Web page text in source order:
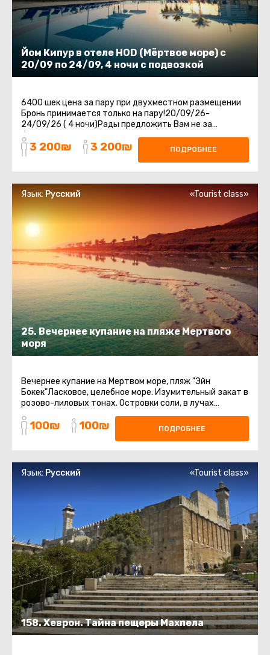
Йом Кипур в отеле HOD (Мёртвое море) с
20/09 по 24/09, 4 ночи с подвозкой
6400 шек цена за пару при двухместном размещении
Бронь принимается только на пару!20/09/26-
24/09/26 ( 4 ночи)Рады предложить Вам не за
бываемый отдых в отеле HOD на Мертвом Море.Отдых
... 3 200₪ 3 200₪ ПОДРОБНЕЕ
25. Вечернее купание на пляже Мертвого
моря
Язык: Русский «Tourist class»
Вечернее купание на Мертвом море, пляж "Эйн
Бокек"Ласковое, целебное море. Изумительный закат в
розово-лиловых тонах. Островки соли, в лучах
заходящего солнца, переливающиеся ...
100₪ 100₪ ПОДРОБНЕЕ
158. Хеврон. Тайна пещеры Махпела
Язык: Русский «Tourist class»